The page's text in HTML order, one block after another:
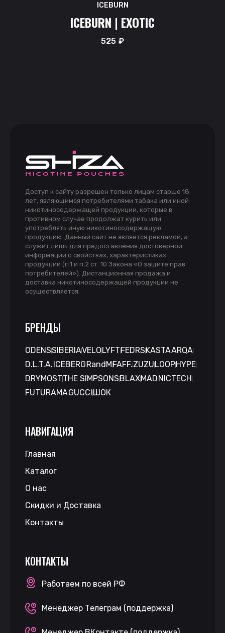
ICEBURN
ICEBURN | EXOTIC
525₽
Доступ к сайту разрешен только лицам старше 18
лет, являющимся потребителями табака или иной
никотиносодержащей продукции, которые в
противном случае продолжат курить или
употреблять иную никотиносодержащую
продукцию. Данный сайт не является рекламой, а
служит лишь для предоставления достоверной
информации о свойствах, характеристиках
продукции (п.1 и п.2 ст. 10 Закона «О защите прав
потребителей»). Дистанционная продажа и
доставка никотиносодержащей продукции не
осуществляется.
БРЕНДЫ
ODENSSIBERIAVELO LYFT FEDRS KASTAARQA
D.L.T.A. ICEBERG RandM FAFF.ZUZU LOOPHYPE
DRYMOSTTHE SIMPSONS BLAXMAD NICTECH
FUTURAMAGUCCI ШОК
НАВИГАЦИЯ
Главная
Каталог
О нас
Скидки и Доставка
Контакты
КОНТАКТЫ
Работаем по всей РФ
Менеджер Телеграм (поддержка)